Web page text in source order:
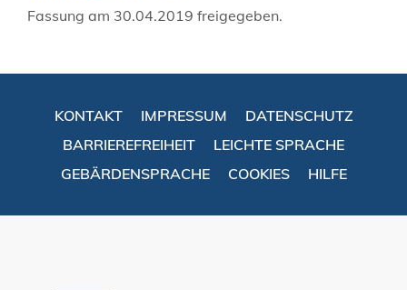
Fassung am 30.04.2019 freigegeben.
KONTAKT IMPRESSUM
DATENSCHUTZ
BARRIEREFREIHEIT
LEICHTE SPRACHE
GEBÄRDENSPRACHE
COOKIES HILFE